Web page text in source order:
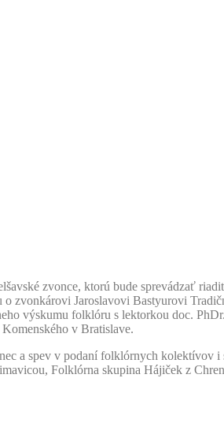
zvonce, ktorú bude sprevádzať
zvonkárovi Jaroslavovi Bastyurovi
výskumu folklóru s lektorkou doc.
v Bratislave.
a spev v podaní folklórnych
Folklórna skupina Hájiček z